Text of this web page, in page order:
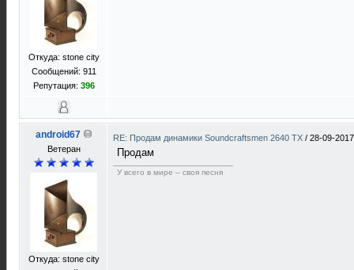
Откуда: stone city
Сообщений: 911
Репутация: 396
android67
Ветеран
Откуда: stone city
RE: Продам динамики Soundcraftsmen 2640 TX / 28-09-
Продам
У всего в мире – своя песня